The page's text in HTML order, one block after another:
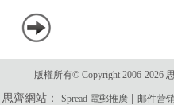
版權所有© Copyright 2006-2026
思齊網站：Spread 電郵推廣 |邮件营